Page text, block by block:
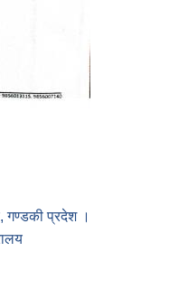
गण्डकी प्रदेश ।